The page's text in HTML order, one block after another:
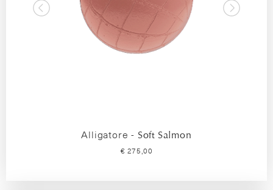
Alligatore - Soft Salmon
€ 275,00